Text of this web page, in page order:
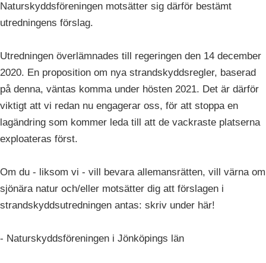
Naturskyddsföreningen motsätter sig därför bestämt
utredningens förslag.
Utredningen överlämnades till regeringen den 14 december
2020. En proposition om nya strandskyddsregler, baserad
på denna, väntas komma under hösten 2021. Det är därför
viktigt att vi redan nu engagerar oss, för att stoppa en
lagändring som kommer leda till att de vackraste platserna
exploateras först.
Om du - liksom vi - vill bevara allemansrätten, vill värna om
sjönära natur och/eller motsätter dig att förslagen i
strandskyddsutredningen antas: skriv under här!
- Naturskyddsföreningen i Jönköpings län